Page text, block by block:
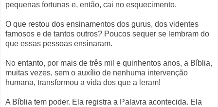
pequenas fortunas e, então, cai no esquecimento.
O que restou dos ensinamentos dos gurus, dos videntes
famosos e de tantos outros? Poucos sequer se lembram do
que essas pessoas ensinaram.
No entanto, por mais de três mil e quinhentos anos, a Bíblia,
muitas vezes, sem o auxílio de nenhuma intervenção
humana, transformou a vida dos que a leram!
A Bíblia tem poder. Ela registra a Palavra acontecida. Ela